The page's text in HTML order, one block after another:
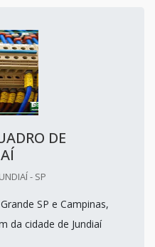
DE
- SP
SP e Campinas,
da cidade de Jundiaí